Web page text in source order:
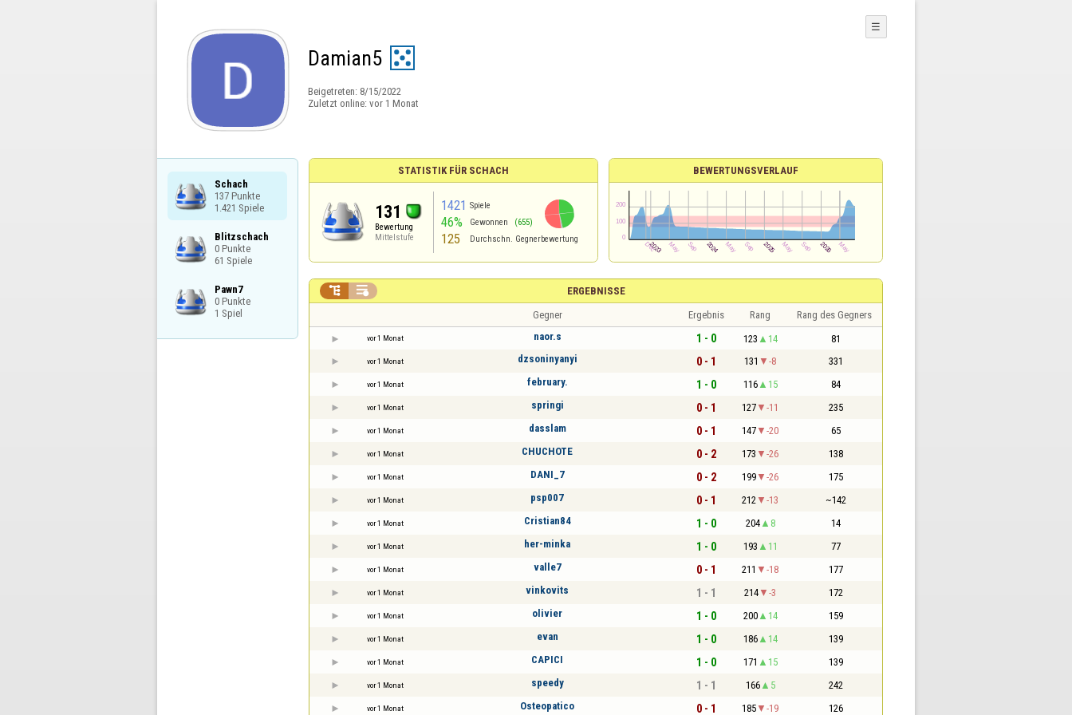
Damian5
Beigetreten: 8/15/2022
Zuletzt online: vor 1 Monat
☰
Schach
137 Punkte
1.421 Spiele
Blitzschach
0 Punkte
61 Spiele
Pawn7
0 Punkte
1 Spiel
STATISTIK FÜR SCHACH
131
Bewertung
Mittelstufe
1421 Spiele
46% Gewonnen (655)
125 Durchschn. Gegnerbewertung
BEWERTUNGSVERLAUF
ERGEBNISSE
 
Gegner Ergebnis Rang Rang des Gegners
vor 1 Monat naor.s 1 - 0 123 14 81
vor 1 Monat dzsoninyanyi 0 - 1 131 -8 331
vor 1 Monat february. 1 - 0 116 15 84
vor 1 Monat springi 0 - 1 127 -11 235
vor 1 Monat dasslam 0 - 1 147 -20 65
vor 1 Monat CHUCHOTE 0 - 2 173 -26 138
vor 1 Monat DANI_7 0 - 2 199 -26 175
vor 1 Monat psp007 0 - 1 212 -13 ~142
vor 1 Monat Cristian84 1 - 0 204 8 14
vor 1 Monat her-minka 1 - 0 193 11 77
vor 1 Monat valle7 0 - 1 211 -18 177
vor 1 Monat vinkovits 1 - 1 214 -3 172
vor 1 Monat olivier 1 - 0 200 14 159
vor 1 Monat evan 1 - 0 186 14 139
vor 1 Monat CAPICI 1 - 0 171 15 139
vor 1 Monat speedy 1 - 1 166 5 242
vor 1 Monat Osteopatico 0 - 1 185 -19 126